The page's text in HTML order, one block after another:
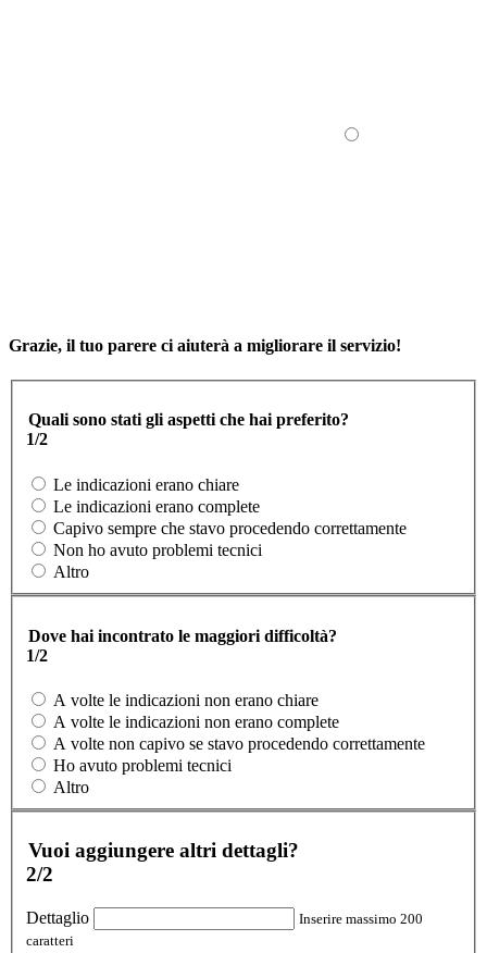
Grazie, il tuo parere ci aiuterà a migliorare il servizio!
Quali sono stati gli aspetti che hai preferito?
1/2
Le indicazioni erano chiare
Le indicazioni erano complete
Capivo sempre che stavo procedendo correttamente
Non ho avuto problemi tecnici
Altro
Dove hai incontrato le maggiori difficoltà?
1/2
A volte le indicazioni non erano chiare
A volte le indicazioni non erano complete
A volte non capivo se stavo procedendo correttamente
Ho avuto problemi tecnici
Altro
Vuoi aggiungere altri dettagli?
2/2
Dettaglio
Inserire massimo 200
caratteri